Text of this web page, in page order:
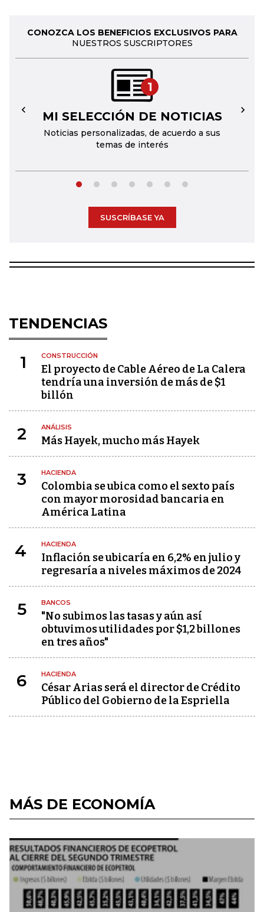
CONOZCA LOS BENEFICIOS EXCLUSIVOS PARA
NUESTROS SUSCRIPTORES
1
MI SELECCIÓN DE NOTICIAS
Noticias personalizadas, de acuerdo a sus
temas de interés
← →
SUSCRÍBASE YA
TENDENCIAS
1 CONSTRUCCIÓN
El proyecto de Cable Aéreo de La Calera
tendría una inversión de más de $1
billón
2 ANÁLISIS
Más Hayek, mucho más Hayek
3 HACIENDA
Colombia se ubica como el sexto país
con mayor morosidad bancaria en
América Latina
4 HACIENDA
Inflación se ubicaría en 6,2% en julio y
regresaría a niveles máximos de 2024
5 BANCOS
"No subimos las tasas y aún así
obtuvimos utilidades por $1,2 billones
en tres años"
6 HACIENDA
César Arias será el director de Crédito
Público del Gobierno de la Espriella
MÁS DE ECONOMÍA